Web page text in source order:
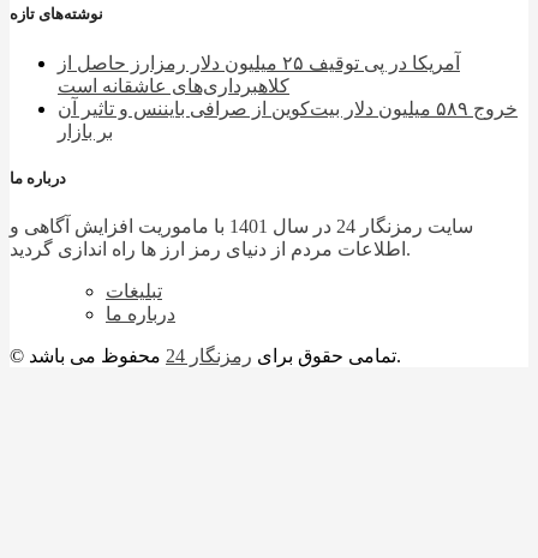
نوشته‌های تازه
آمریکا در پی توقیف ۲۵ میلیون دلار رمزارز حاصل از
کلاهبرداری‌های عاشقانه است
خروج ۵۸۹ میلیون دلار بیت‌کوین از صرافی بایننس و تاثیر آن
بر بازار
درباره ما
سایت رمزنگار 24 در سال 1401 با ماموریت افزایش آگاهی و
اطلاعات مردم از دنیای رمز ارز ها راه اندازی گردید.
تبلیغات
درباره ما
© تمامی حقوق برای رمزنگار 24 محفوظ می باشد.